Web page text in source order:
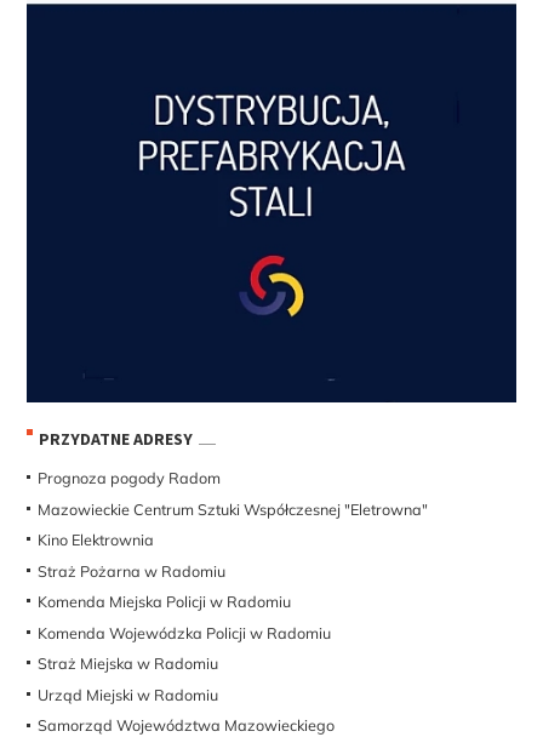
PRZYDATNE ADRESY
Prognoza pogody Radom
Mazowieckie Centrum Sztuki Współczesnej "Eletrowna"
Kino Elektrownia
Straż Pożarna w Radomiu
Komenda Miejska Policji w Radomiu
Komenda Wojewódzka Policji w Radomiu
Straż Miejska w Radomiu
Urząd Miejski w Radomiu
Samorząd Województwa Mazowieckiego